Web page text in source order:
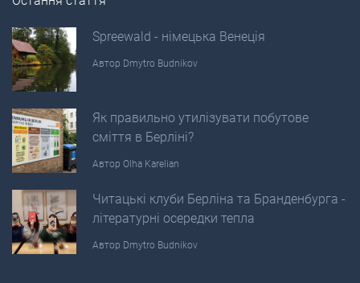
Spreewald - німецька Венеція
Автор Dmytro Budnikov
Як правильно утилізувати побутове
сміття в Берліні?
Автор Olha Karelian
Читацькі клуби Берліна та Бранденбурга -
літературні осередки тепла
Автор Dmytro Budnikov